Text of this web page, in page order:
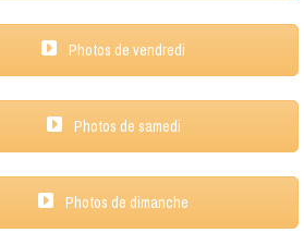
Photos de vendredi
Photos de samedi
Photos de dimanche